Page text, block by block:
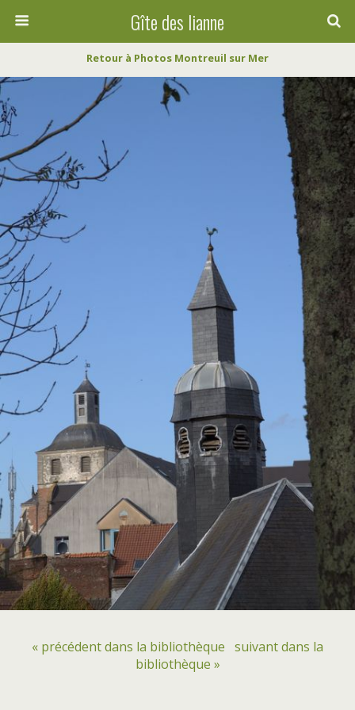
Gîte des lianne
Retour à Photos Montreuil sur Mer
« précédent dans la bibliothèque suivant dans la
bibliothèque »